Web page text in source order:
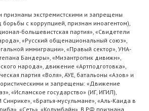
признаны экстремистскими и запрещены
с коррупцией, признан иноагентом),
большевистская партия», «Свидетели
«Русский общенациональный союз»,
иммиграции», «Правый сектор», УНА-
Бандеры», «Мизантропик дивижн»,
народа», движение «Артподготовка»,
партия «Воля», АУЕ, батальоны «Азов» и
и запрещены: «Движение
«Исламское государство» (ИГ, ИГИЛ),
«Братья-мусульмане», «Аль-Каида в
«Сеть», «Колумбайн». В РФ признана